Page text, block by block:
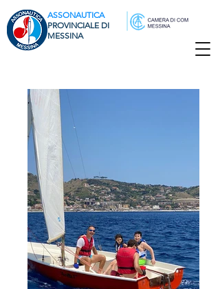
ASSONAUTICA
PROVINCIALE DI
MESSINA